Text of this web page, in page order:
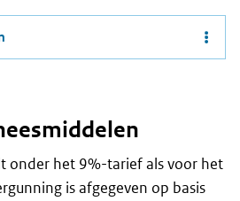
onder het 9%-tarief als voor het
is afgegeven op basis